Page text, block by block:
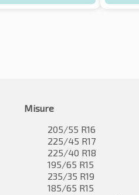
Misure
205/55 R16
225/45 R17
225/40 R18
195/65 R15
235/35 R19
185/65 R15